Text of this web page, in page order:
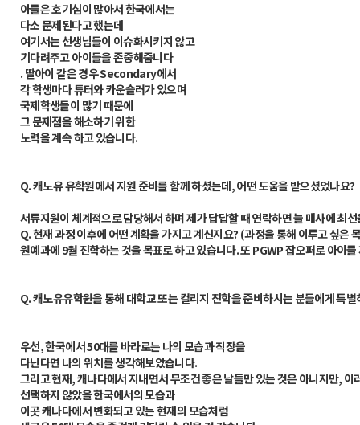
아들은 호기심이 많아서 한국에서는
다소 문제된다고 했는데
여기서는 선생님들이 이슈화시키지 않고
기다려주고 아이들을 존중해줍니다
. 딸아이 같은 경우 Secondary에서
각 학생마다 튜터와 카운슬러가 있으며
국제학생들이 많기 때문에
그 문제점을 해소하기 위한
노력을 계속 하고 있습니다.
Q.캐노유 유학원에서 지원 준비를 함께 하셨는데, 어떤 도움을 받으셨었나요?
서류지원이 체계적으로 담당해서 하며 제가 답답할 때 연락하면 늘 매사에 최
Q.현재 과정 이후에 어떤 계획을 가지고 계신지요? (과정을 통해 이루고 싶은
원예과에 9월 진학하는 것을 목표로 하고 있습니다. 또 PGWP 잡오퍼로 아이
Q.캐노유유학원을 통해 대학교 또는 컬리지 진학을 준비하시는 분들에게 특
우선, 한국에서 50대를 바라로는 나의 모습과 직장을
다닌다면 나의 위치를 생각해보았습니다.
그리고 현재, 캐나다에서 지내면서 무조건 좋은 날들만 있는 것은 아니지만,
선택하지 않았을 한국에서의 모습과
이곳 캐나다에서 변화되고 있는 현재의 모습처럼